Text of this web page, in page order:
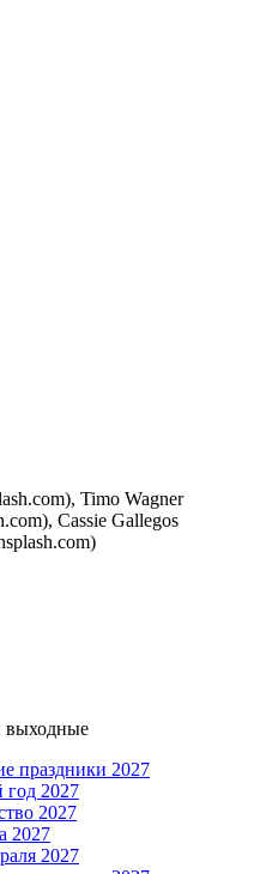
Timo Wagner
Cassie Gallegos
выходные
праздники 2027
2027
2027
2027
2027